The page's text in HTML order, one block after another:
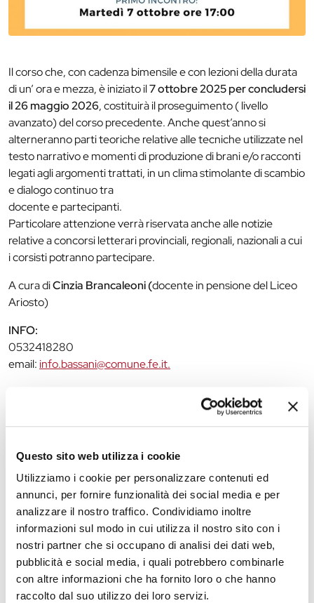
Questo sito web utilizza i cookie
Utilizziamo i cookie per personalizzare contenuti ed
annunci, per fornire funzionalità dei social media e per
analizzare il nostro traffico. Condividiamo inoltre
informazioni sul modo in cui utilizza il nostro sito con i
nostri partner che si occupano di analisi dei dati web,
pubblicità e social media, i quali potrebbero combinarle
con altre informazioni che ha fornito loro o che hanno
raccolto dal suo utilizzo dei loro servizi.
Il corso che, con cadenza bimensile e con lezioni della durata
di un’ ora e mezza, è iniziato il7 ottobre 2025 per concludersi
il 26 maggio 2026, costituirà il proseguimento ( livello
avanzato) del corso precedente. Anche quest’anno si
alterneranno parti teoriche relative alle tecniche utilizzate nel
testo narrativo e momenti di produzione di brani e/o racconti
legati agli argomenti trattati, in un clima stimolante di scambio
e dialogo continuo tra
docente e partecipanti.
Particolare attenzione verrà riservata anche alle notizie
relative a concorsi letterari provinciali, regionali, nazionali a cui
i corsisti potranno partecipare.
A cura diCinzia Brancaleoni (docente in pensione del Liceo
Ariosto)
INFO:
0532418280
email: info.bassani@comune.fe.it.
The editorial team is not responsible for any inaccuracies or
changes in the program of events reported. In case of
cancellation, variation, modification of the information of an
event you can write to